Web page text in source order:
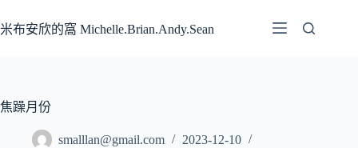
至
容
米布安欣的窩 Michelle.Brian.Andy.Sean
焦躁月份
smalllan@gmail.com
2023-12-10